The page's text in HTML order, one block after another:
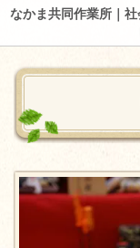
なかま共同作業所｜